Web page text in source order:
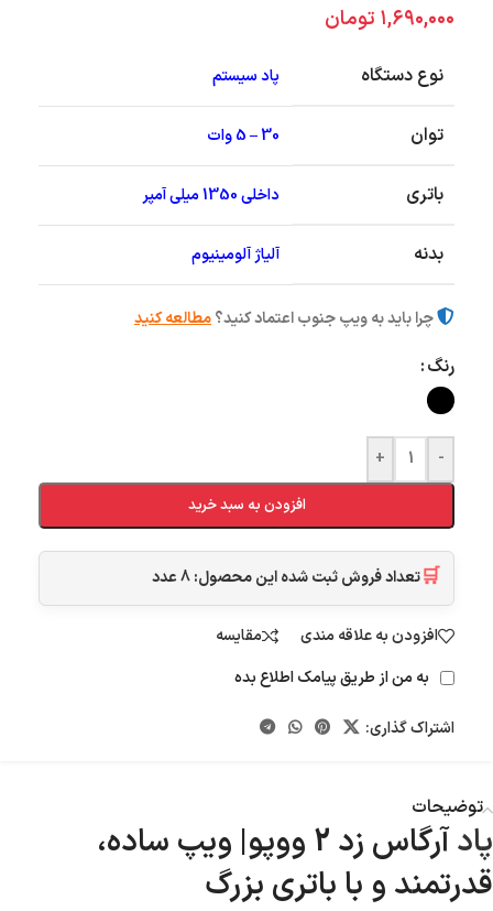
۱,۶۹۰,۰۰۰ تومان
نوع دستگاه پاد سیستم
توان 30 – 5 وات
باتری داخلی 1350 میلی آمپر
بدنه آلیاژ آلومینیوم
چرا باید به ویپ جنوب اعتماد کنید؟مطالعه کنید
رنگ
-
+
افزودن به سبد خرید
🛒تعداد فروش ثبت شده این محصول:8عدد
افزودن به علاقه مندی
مقایسه
به من از طریق پیامک اطلاع بده
اشتراک گذاری:
توضیحات
پاد
آرگاس زد 2 ووپو| ویپ ساده،
قدرتمند و با باتری بزرگ